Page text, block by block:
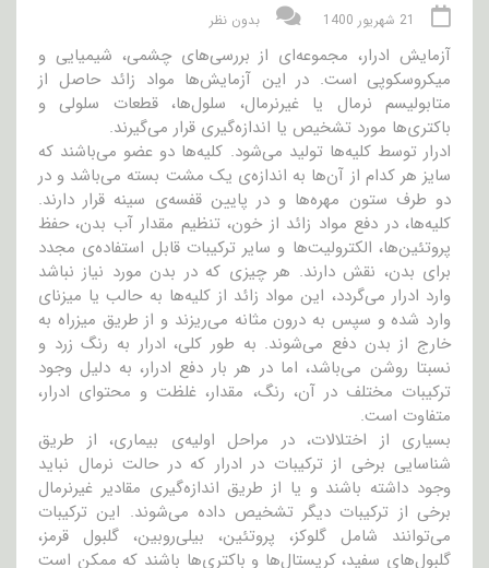
21 شهریور 1400 بدون نظر
آزمایش ادرار، مجموعه‌ای از بررسی‌های چشمی، شیمیایی و
میکروسکوپی است. در این آزمایش‌ها مواد زائد حاصل از
متابولیسم نرمال یا غیرنرمال، سلول‌ها، قطعات سلولی و
باکتری‌ها مورد تشخیص یا اندازه‌گیری قرار می‌گیرند.
ادرار توسط کلیه‌ها تولید می‌شود. کلیه‌ها دو عضو می‌باشند که
سایز هر کدام از آن‌ها به اندازه‌ی یک مشت بسته می‌باشد و در
دو طرف ستون مهره‌ها و در پایین قفسه‌ی سینه قرار دارند.
کلیه‌ها، در دفع مواد زائد از خون، تنظیم مقدار آب بدن، حفظ
پروتئین‌ها، الکترولیت‌ها و سایر ترکیبات قابل استفاده‌ی مجدد
برای بدن، نقش دارند. هر چیزی که در بدن مورد نیاز نباشد
وارد ادرار می‌گردد، این مواد زائد از کلیه‌ها به حالب یا میزنای
وارد شده و سپس به درون مثانه می‌ریزند و از طریق میزراه به
خارج از بدن دفع می‌شوند. به طور کلی، ادرار به رنگ زرد و
نسبتا روشن می‌باشد، اما در هر بار دفع ادرار، به دلیل وجود
ترکیبات مختلف در آن، رنگ، مقدار، غلظت و محتوای ادرار،
متفاوت است.
بسیاری از اختلالات، در مراحل اولیه‌ی بیماری، از طریق
شناسایی برخی از ترکیبات در ادرار که در حالت نرمال نباید
وجود داشته باشند و یا از طریق اندازه‌گیری مقادیر غیرنرمال
برخی از ترکیبات دیگر تشخیص داده می‌شوند. این ترکیبات
می‌توانند شامل گلوکز، پروتئین، بیلی‌روبین، گلبول قرمز،
گلبول‌های سفید، کریستال‌ها و باکتری‌ها باشند که ممکن است